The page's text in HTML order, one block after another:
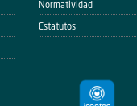
Normatividad
Estatutos